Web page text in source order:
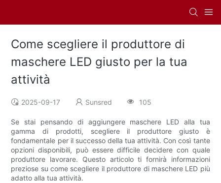
Come scegliere il produttore di
maschere LED giusto per la tua
attività
2025-09-17 Sunsred 105
Se stai pensando di aggiungere maschere LED alla tua
gamma di prodotti, scegliere il produttore giusto è
fondamentale per il successo della tua attività. Con così tante
opzioni disponibili, può essere difficile decidere con quale
produttore lavorare. Questo articolo ti fornirà informazioni
preziose su come scegliere il produttore di maschere LED più
adatto alla tua attività.